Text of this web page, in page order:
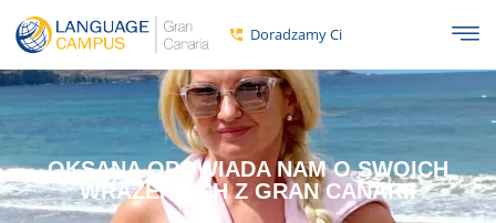
Doradzamy Ci
OKSANA OPOWIADA NAM O SWOICH
WRAŻENIACH Z GRAN CANARII